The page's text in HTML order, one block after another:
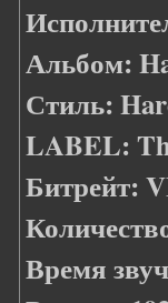
Альбом:
Стиль:
LABEL:
Битрейт:
Время